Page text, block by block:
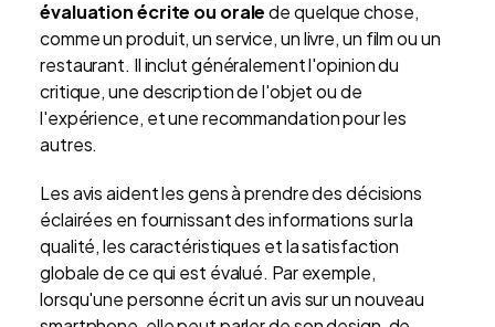
évaluation écrite ou oralede quelque chose,
comme un produit, un service, un livre, un film ou un
restaurant. Il inclut généralement l'opinion du
critique, une description de l'objet ou de
l'expérience, et une recommandation pour les
autres.
Les avis aident les gens à prendre des décisions
éclairées en fournissant des informations sur la
qualité, les caractéristiques et la satisfaction
globale de ce qui est évalué. Par exemple,
lorsqu'une personne écrit un avis sur un nouveau